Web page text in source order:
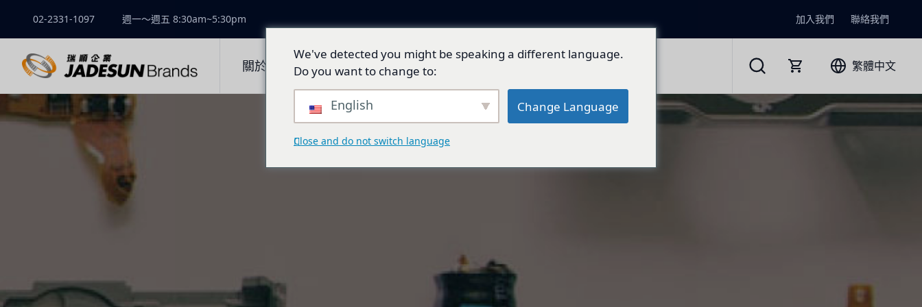
02-2331-1097 週一～週五 8:30am~5:30pm 加入我們 聯絡我們
關於瑞順 產品與解決方案 技術開發 總代理品牌 繁體中文
We've detected you might be speaking a different language.
Do you want to change to:
English Change Language
Close and do not switch language